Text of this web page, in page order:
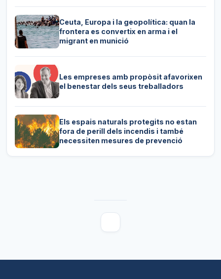
Ceuta, Europa i la geopolítica: quan la
frontera es convertix en arma i el
migrant en munició
Les empreses amb propòsit afavorixen
el benestar dels seus treballadors
Els espais naturals protegits no estan
fora de perill dels incendis i també
necessiten mesures de prevenció